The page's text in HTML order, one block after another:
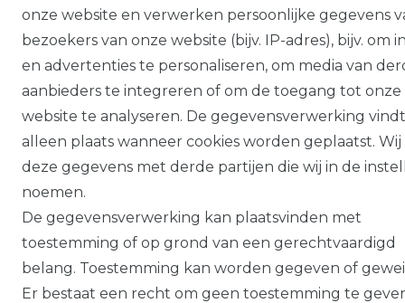
onze website en verwerken persoonlijke gegevens
bezoekers van onze website (bijv. IP-adres), bijv. om
en advertenties te personaliseren, om media van
aanbieders te integreren of om de toegang tot onze
website te analyseren. De gegevensverwerking vindt
alleen plaats wanneer cookies worden geplaatst.
deze gegevens met derde partijen die wij in de
noemen.
De gegevensverwerking kan plaatsvinden met
toestemming of op grond van een gerechtvaardigd
belang. Toestemming kan worden gegeven of
Er bestaat een recht om geen toestemming te